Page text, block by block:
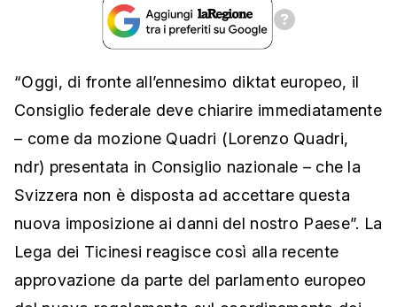
“Oggi, di fronte all’ennesimo diktat europeo, il
Consiglio federale deve chiarire immediatamente
– come da mozione Quadri (Lorenzo Quadri,
ndr) presentata in Consiglio nazionale – che la
Svizzera non è disposta ad accettare questa
nuova imposizione ai danni del nostro Paese”. La
Lega dei Ticinesi reagisce così alla recente
approvazione da parte del parlamento europeo